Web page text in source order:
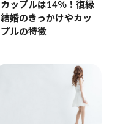
カップルは14％！復縁
結婚のきっかけやカッ
プルの特徴